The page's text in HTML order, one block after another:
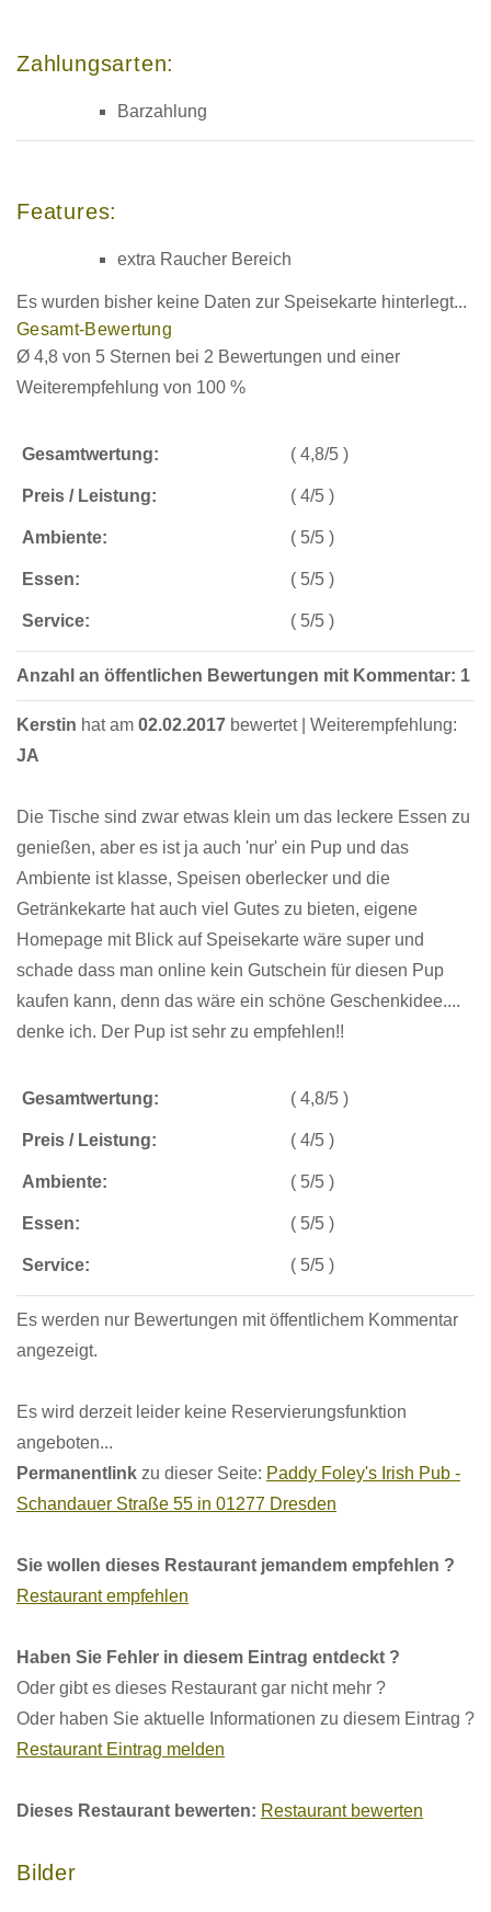
Zahlungsarten:
Barzahlung
Features:
extra Raucher Bereich
Es wurden bisher keine Daten zur Speisekarte hinterlegt...
Gesamt-Bewertung
Ø 4,8 von 5 Sternen bei 2 Bewertungen und einer
Weiterempfehlung von 100 %
Gesamtwertung: ( 4,8/5 )
Preis / Leistung: ( 4/5 )
Ambiente: ( 5/5 )
Essen: ( 5/5 )
Service: ( 5/5 )
Anzahl an öffentlichen Bewertungen mit Kommentar: 1
Kerstin hat am 02.02.2017 bewertet | Weiterempfehlung:
JA
Die Tische sind zwar etwas klein um das leckere Essen zu
genießen, aber es ist ja auch 'nur' ein Pup und das
Ambiente ist klasse, Speisen oberlecker und die
Getränkekarte hat auch viel Gutes zu bieten, eigene
Homepage mit Blick auf Speisekarte wäre super und
schade dass man online kein Gutschein für diesen Pup
kaufen kann, denn das wäre ein schöne Geschenkidee....
denke ich. Der Pup ist sehr zu empfehlen!!
Gesamtwertung: ( 4,8/5 )
Preis / Leistung: ( 4/5 )
Ambiente: ( 5/5 )
Essen: ( 5/5 )
Service: ( 5/5 )
Es werden nur Bewertungen mit öffentlichem Kommentar
angezeigt.
Es wird derzeit leider keine Reservierungsfunktion
angeboten...
Permanentlink zu dieser Seite: Paddy Foley's Irish Pub -
Schandauer Straße 55 in 01277 Dresden
Sie wollen dieses Restaurant jemandem empfehlen ?
Restaurant empfehlen
Haben Sie Fehler in diesem Eintrag entdeckt ?
Oder gibt es dieses Restaurant gar nicht mehr ?
Oder haben Sie aktuelle Informationen zu diesem Eintrag ?
Restaurant Eintrag melden
Dieses Restaurant bewerten: Restaurant bewerten
Bilder